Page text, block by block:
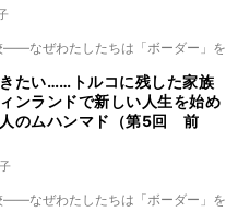
——なぜわたしたちは「ボーダー」を
たい……トルコに残した家族
ンランドで新しい人生を始め
のムハンマド（第5回 前
——なぜわたしたちは「ボーダー」を